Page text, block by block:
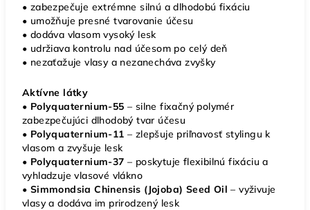
• zabezpečuje extrémne silnú a dlhodobú fixáciu
• umožňuje presné tvarovanie účesu
• dodáva vlasom vysoký lesk
• udržiava kontrolu nad účesom po celý deň
• nezaťažuje vlasy a nezanecháva zvyšky
Aktívne látky
• Polyquaternium-55 – silne fixačný polymér
zabezpečujúci dlhodobý tvar účesu
• Polyquaternium-11 – zlepšuje priľnavosť stylingu k
vlasom a zvyšuje lesk
• Polyquaternium-37 – poskytuje flexibilnú fixáciu a
vyhladzuje vlasové vlákno
• Simmondsia Chinensis (Jojoba) Seed Oil – vyživuje
vlasy a dodáva im prirodzený lesk